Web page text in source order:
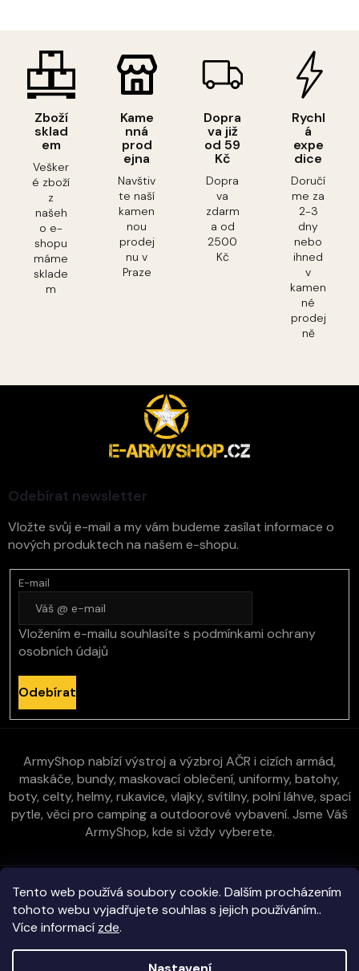
Tento web používá soubory cookie. Dalším procházením
tohoto webu vyjadřujete souhlas s jejich používáním..
Více informací zde.
Zboží
sklad
em
Vešker
é zboží
z
našeh
o e-
shopu
máme
sklade
m
Kame
nná
prod
ejna
Navštiv
te naší
kamen
nou
prodej
nu v
Praze
Dopra
va již
od 59
Kč
Dopra
va
zdarm
a od
2500
Kč
Rychl
á
expe
dice
Doručí
me za
2-3
dny
nebo
ihned
v
kamen
né
prodej
ně
Odebírat newsletter
Vložte svůj e-mail a my vám budeme zasílat informace o
nových produktech na našem e-shopu.
E-mail
Vložením e-mailu souhlasíte s podmínkami ochrany
osobních údajů
Odebírat
ArmyShop nabízí výstroj a výzbroj AČR i cizích armád,
maskáče, bundy, maskovací oblečení, uniformy, batohy,
boty, celty, helmy, rukavice, vlajky, svítilny, polní láhve, spací
pytle, věci pro camping a outdoorové vybavení. Jsme Váš
ArmyShop, kde si vždy vyberete.
Zákaznická péče
Vše o nákupu